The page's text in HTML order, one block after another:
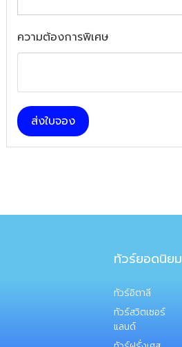
ความต้องการพิเศษ
ส่งใบจอง
ทัวร์ยอดนิยม
ทัวร์อิตาลี
ทัวร์สวิตเซอร์
แลนด์